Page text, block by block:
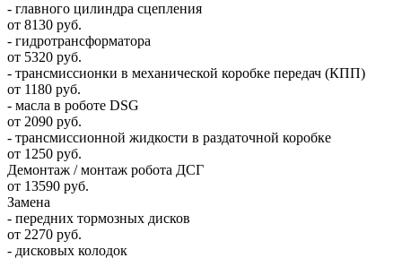
- главного цилиндра сцепления
от 8130 руб.
- гидротрансформатора
от 5320 руб.
- трансмиссионки в механической коробке передач (КПП)
от 1180 руб.
- масла в роботе DSG
от 2090 руб.
- трансмиссионной жидкости в раздаточной коробке
от 1250 руб.
Демонтаж / монтаж робота ДСГ
от 13590 руб.
Замена
- передних тормозных дисков
от 2270 руб.
- дисковых колодок